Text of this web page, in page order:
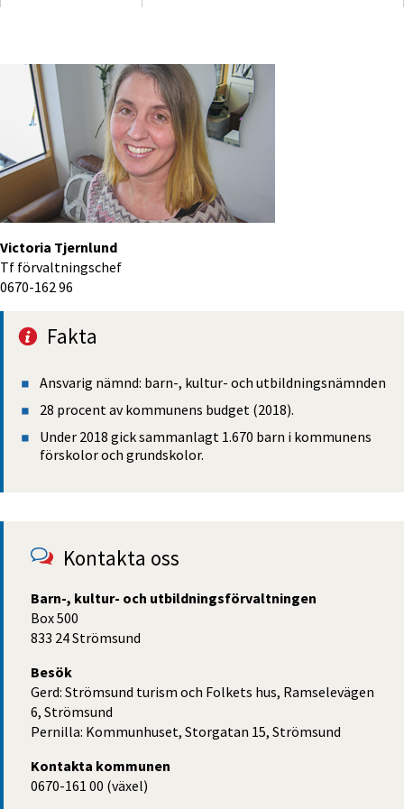
Victoria Tjernlund
Tf förvaltningschef
0670-162 96
Fakta
Ansvarig nämnd: barn-, kultur- och utbild­nings­nämnden
28 procent av kom­munens budget (2018).
Under 2018 gick samman­lagt 1.670 barn i kommu­nens
förskolor och grunds­kolor.
Kontakta oss
Barn-, kultur- och utbildningsförvaltningen
Box 500
833 24 Strömsund
Besök
Gerd: Strömsund turism och Folkets hus, Ramselevägen
6, Strömsund
Pernilla: Kommunhuset, Storgatan 15, Strömsund
Kontakta kommunen
0670-161 00 (växel)